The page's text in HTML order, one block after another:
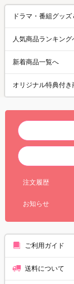
ドラマ・番組グッ
人気商品ランキング
新着商品一覧へ
オリジナル特典付
注文履歴
お知らせ
ご利用ガイド
送料について